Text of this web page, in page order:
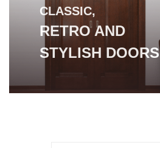
CLASSIC,
RETRO AND
STYLISH DOORS